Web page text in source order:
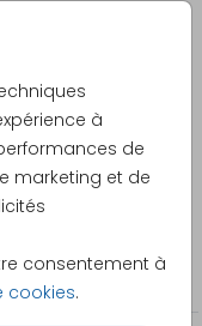
à
de
marketing et de
consentement à
cookies.